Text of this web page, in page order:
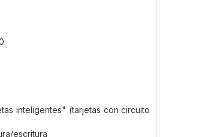
inteligentes" (tarjetas con circuito
escritura